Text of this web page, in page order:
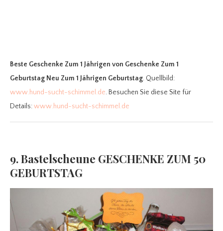
Beste Geschenke Zum 1 Jährigen von Geschenke Zum 1
Geburtstag Neu Zum 1 Jährigen Geburtstag. Quellbild:
www.hund-sucht-schimmel.de. Besuchen Sie diese Site für
Details:www.hund-sucht-schimmel.de
9. Bastelscheune GESCHENKE ZUM 50
GEBURTSTAG